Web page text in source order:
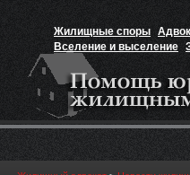
Жилищные споры
Вселение и выселение
Признание прав на жильё